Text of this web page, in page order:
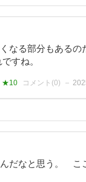
なる部分もあるの
すね。
★10 コメント(0)
だなと思う。 こ